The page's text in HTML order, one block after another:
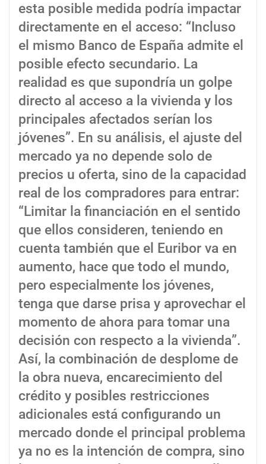
esta posible medida podría impactar
directamente en el acceso: “Incluso
el mismo Banco de España admite el
posible efecto secundario. La
realidad es que supondría un golpe
directo al acceso a la vivienda y los
principales afectados serían los
jóvenes”. En su análisis, el ajuste del
mercado ya no depende solo de
precios u oferta, sino de la capacidad
real de los compradores para entrar:
“Limitar la financiación en el sentido
que ellos consideren, teniendo en
cuenta también que el Euribor va en
aumento, hace que todo el mundo,
pero especialmente los jóvenes,
tenga que darse prisa y aprovechar el
momento de ahora para tomar una
decisión con respecto a la vivienda”.
Así, la combinación de desplome de
la obra nueva, encarecimiento del
crédito y posibles restricciones
adicionales está configurando un
mercado donde el principal problema
ya no es la intención de compra, sino